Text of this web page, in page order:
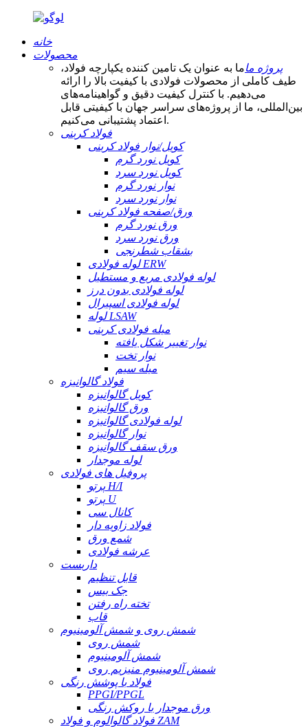
خانه
محصولات
پروژه ماما به عنوان یک تامین کننده یکپارچه فولاد،
طیف کاملی از محصولات فولادی با کیفیت بالا را ارائه
می‌دهیم. با کنترل کیفیت دقیق و گواهینامه‌های
بین‌المللی، ما از پروژه‌های سراسر جهان با کیفیتی قابل
اعتماد پشتیبانی می‌کنیم.
فولاد کربنی
کویل/نوار فولاد کربنی
کویل نورد گرم
کویل نورد سرد
نوار نورد گرم
نوار نورد سرد
ورق/صفحه فولاد کربنی
ورق نورد گرم
ورق نورد سرد
بشقاب شطرنجی
لوله فولادی ERW
لوله فولادی مربع و مستطیل
لوله فولادی بدون درز
لوله فولادی اسپیرال
لوله LSAW
میله فولادی کربنی
نوار تغییر شکل یافته
نوار تخت
میله سیم
فولاد گالوانیزه
کویل گالوانیزه
ورق گالوانیزه
لوله فولادی گالوانیزه
نوار گالوانیزه
ورق سقف گالوانیزه
لوله موجدار
پروفیل های فولادی
پرتو H/I
پرتو U
کانال سی
فولاد زاویه دار
شمع ورق
عرشه فولادی
داربست
قابل تنظیم
جک بیس
تخته راه رفتن
قاب
شمش روی و شمش آلومینیوم
شمش روی
شمش آلومینیوم
شمش آلومینیوم منیزیم روی
فولاد با پوشش رنگی
PPGI/PPGL
ورق موجدار با روکش رنگی
فولاد گالوالوم و فولاد ZAM